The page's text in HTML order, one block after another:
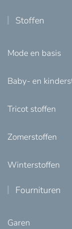
Stoffen
Mode en basis
Baby- en
Tricot stoffen
Zomerstoffen
Winterstoffen
Fournituren
Garen